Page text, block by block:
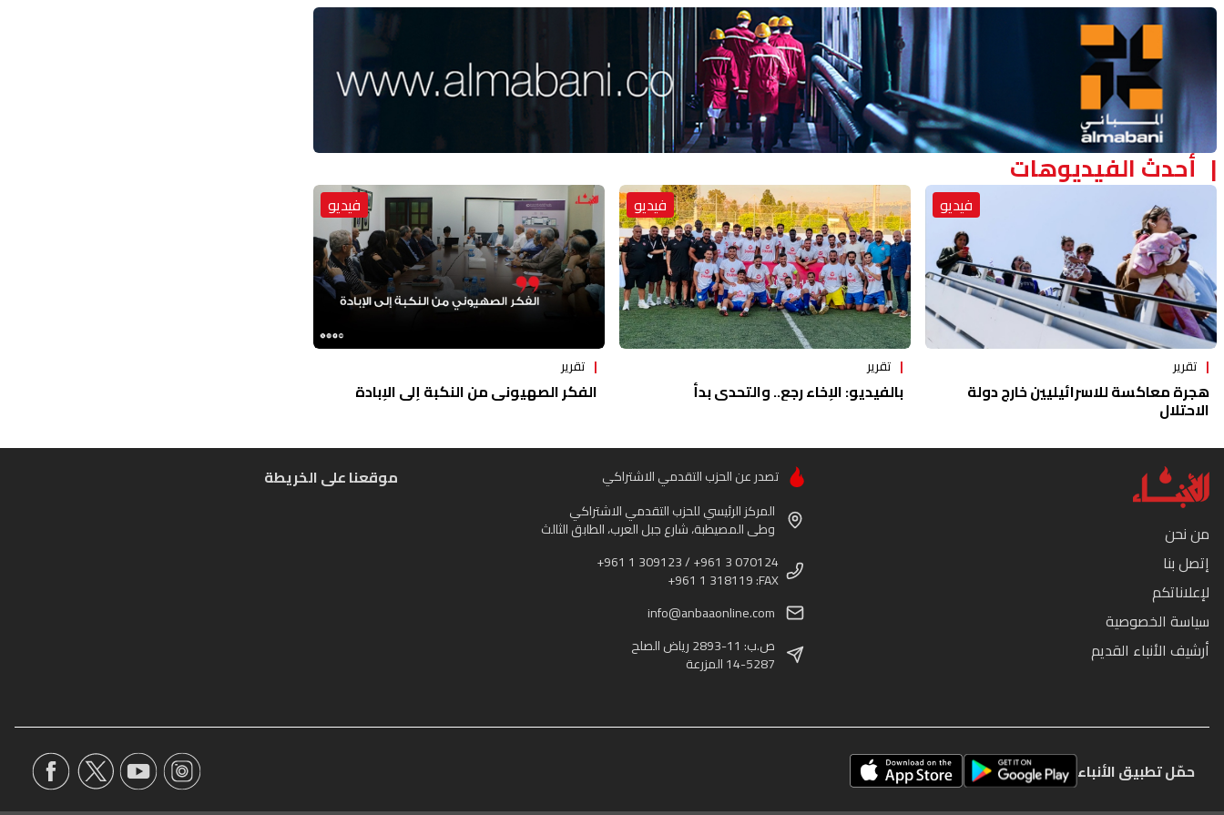
Advertisement Section
أحدث الفيديوهات
فيديو
تقرير
هجرة معاكسة للاسرائيليين خارج دولة
الاحتلال
فيديو
تقرير
بالفيديو: الإخاء رجع.. والتحدي بدأ
فيديو
تقرير
الفكر الصهيوني من النكبة إلى الإبادة
من نحن
إتصل بنا
لإعلاناتكم
سياسة الخصوصية
أرشيف الأنباء القديم
تصدر عن الحزب التقدمي الاشتراكي
المركز الرئيسي للحزب التقدمي الاشتراكي
وطى المصيطبة، شارع جبل العرب، الطابق الثالث
+961 1 309123 / +961 3 070124
+961 1 318119 :FAX
info@anbaaonline.com
ص.ب: 11-2893 رياض الصلح
14-5287 المزرعة
موقعنا على الخريطة
حمّل تطبيق الأنباء